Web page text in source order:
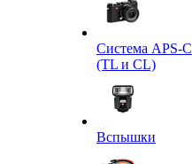
Система APS-C
(TL и CL)
Вспышки